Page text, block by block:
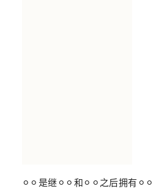
⚪︎⚪︎是继⚪︎⚪︎和⚪︎⚪︎之后拥有